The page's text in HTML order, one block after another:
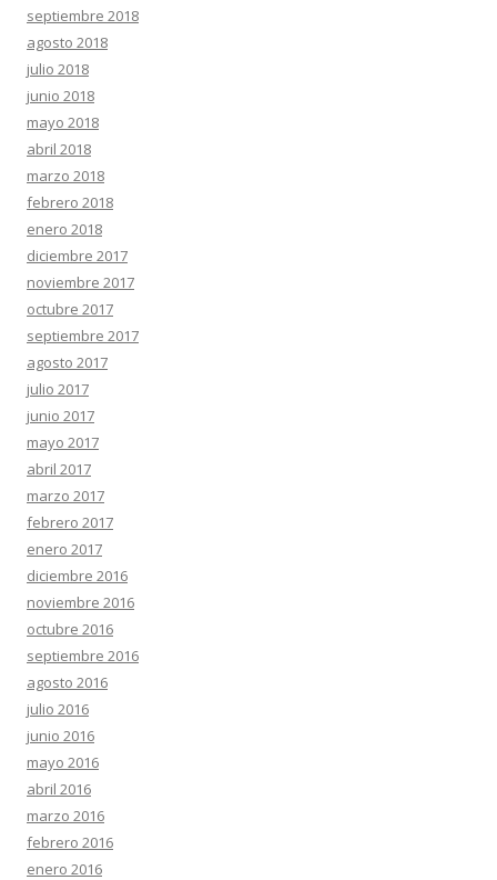
septiembre 2018
agosto 2018
julio 2018
junio 2018
mayo 2018
abril 2018
marzo 2018
febrero 2018
enero 2018
diciembre 2017
noviembre 2017
octubre 2017
septiembre 2017
agosto 2017
julio 2017
junio 2017
mayo 2017
abril 2017
marzo 2017
febrero 2017
enero 2017
diciembre 2016
noviembre 2016
octubre 2016
septiembre 2016
agosto 2016
julio 2016
junio 2016
mayo 2016
abril 2016
marzo 2016
febrero 2016
enero 2016